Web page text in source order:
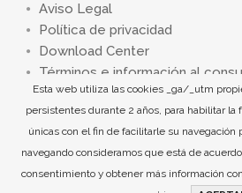
Esta web utiliza las cookies _ga/_utm
persistentes durante 2 años, para habilitar la
únicas con el fin de facilitarle su navegación
navegando consideramos que está de
consentimiento y obtener más información
Aviso Legal
Política de privacidad
Download Center
Términos e información al
©Crown Iberia 4WD, S.L.2026. All